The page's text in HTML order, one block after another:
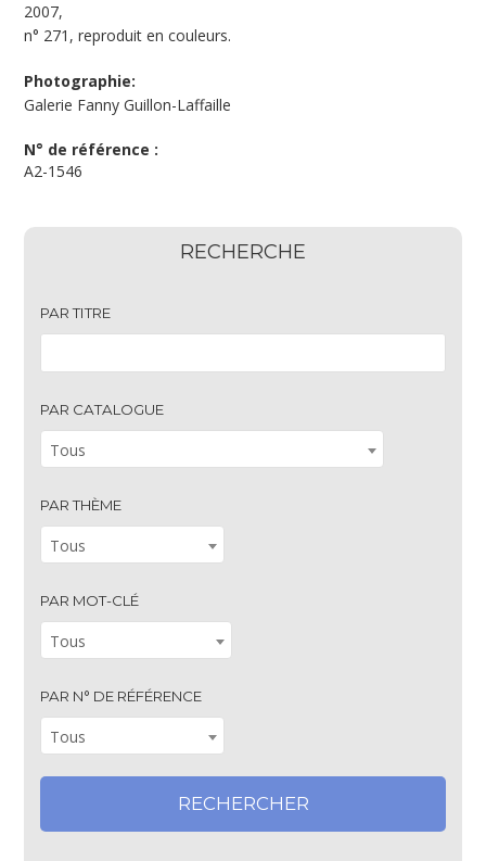
2007,
n° 271, reproduit en couleurs.
Photographie:
Galerie Fanny Guillon-Laffaille
N° de référence :
A2-1546
RECHERCHE
PAR TITRE
PAR CATALOGUE
Tous
PAR THÈME
Tous
PAR MOT-CLÉ
Tous
PAR N° DE RÉFÉRENCE
Tous